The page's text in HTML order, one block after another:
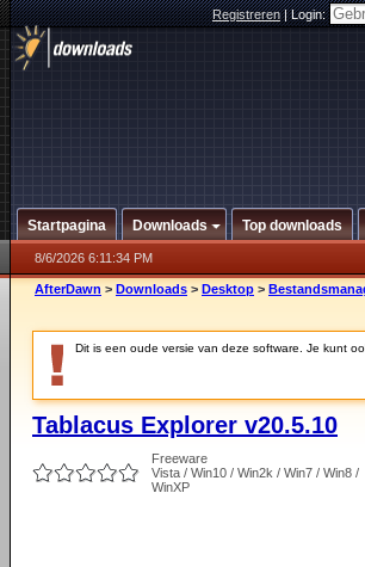
Registreren|Login:
Startpagina Downloads Top downloads
8/6/2026 6:11:34 PM
AfterDawn > Downloads > Desktop >
Dit is een oude versie van deze software. Je kunt
Tablacus Explorer v20.5.10
Freeware
Vista / Win10 / Win2k / Win7 / Win8 /
WinXP